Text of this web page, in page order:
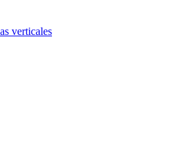
verticales